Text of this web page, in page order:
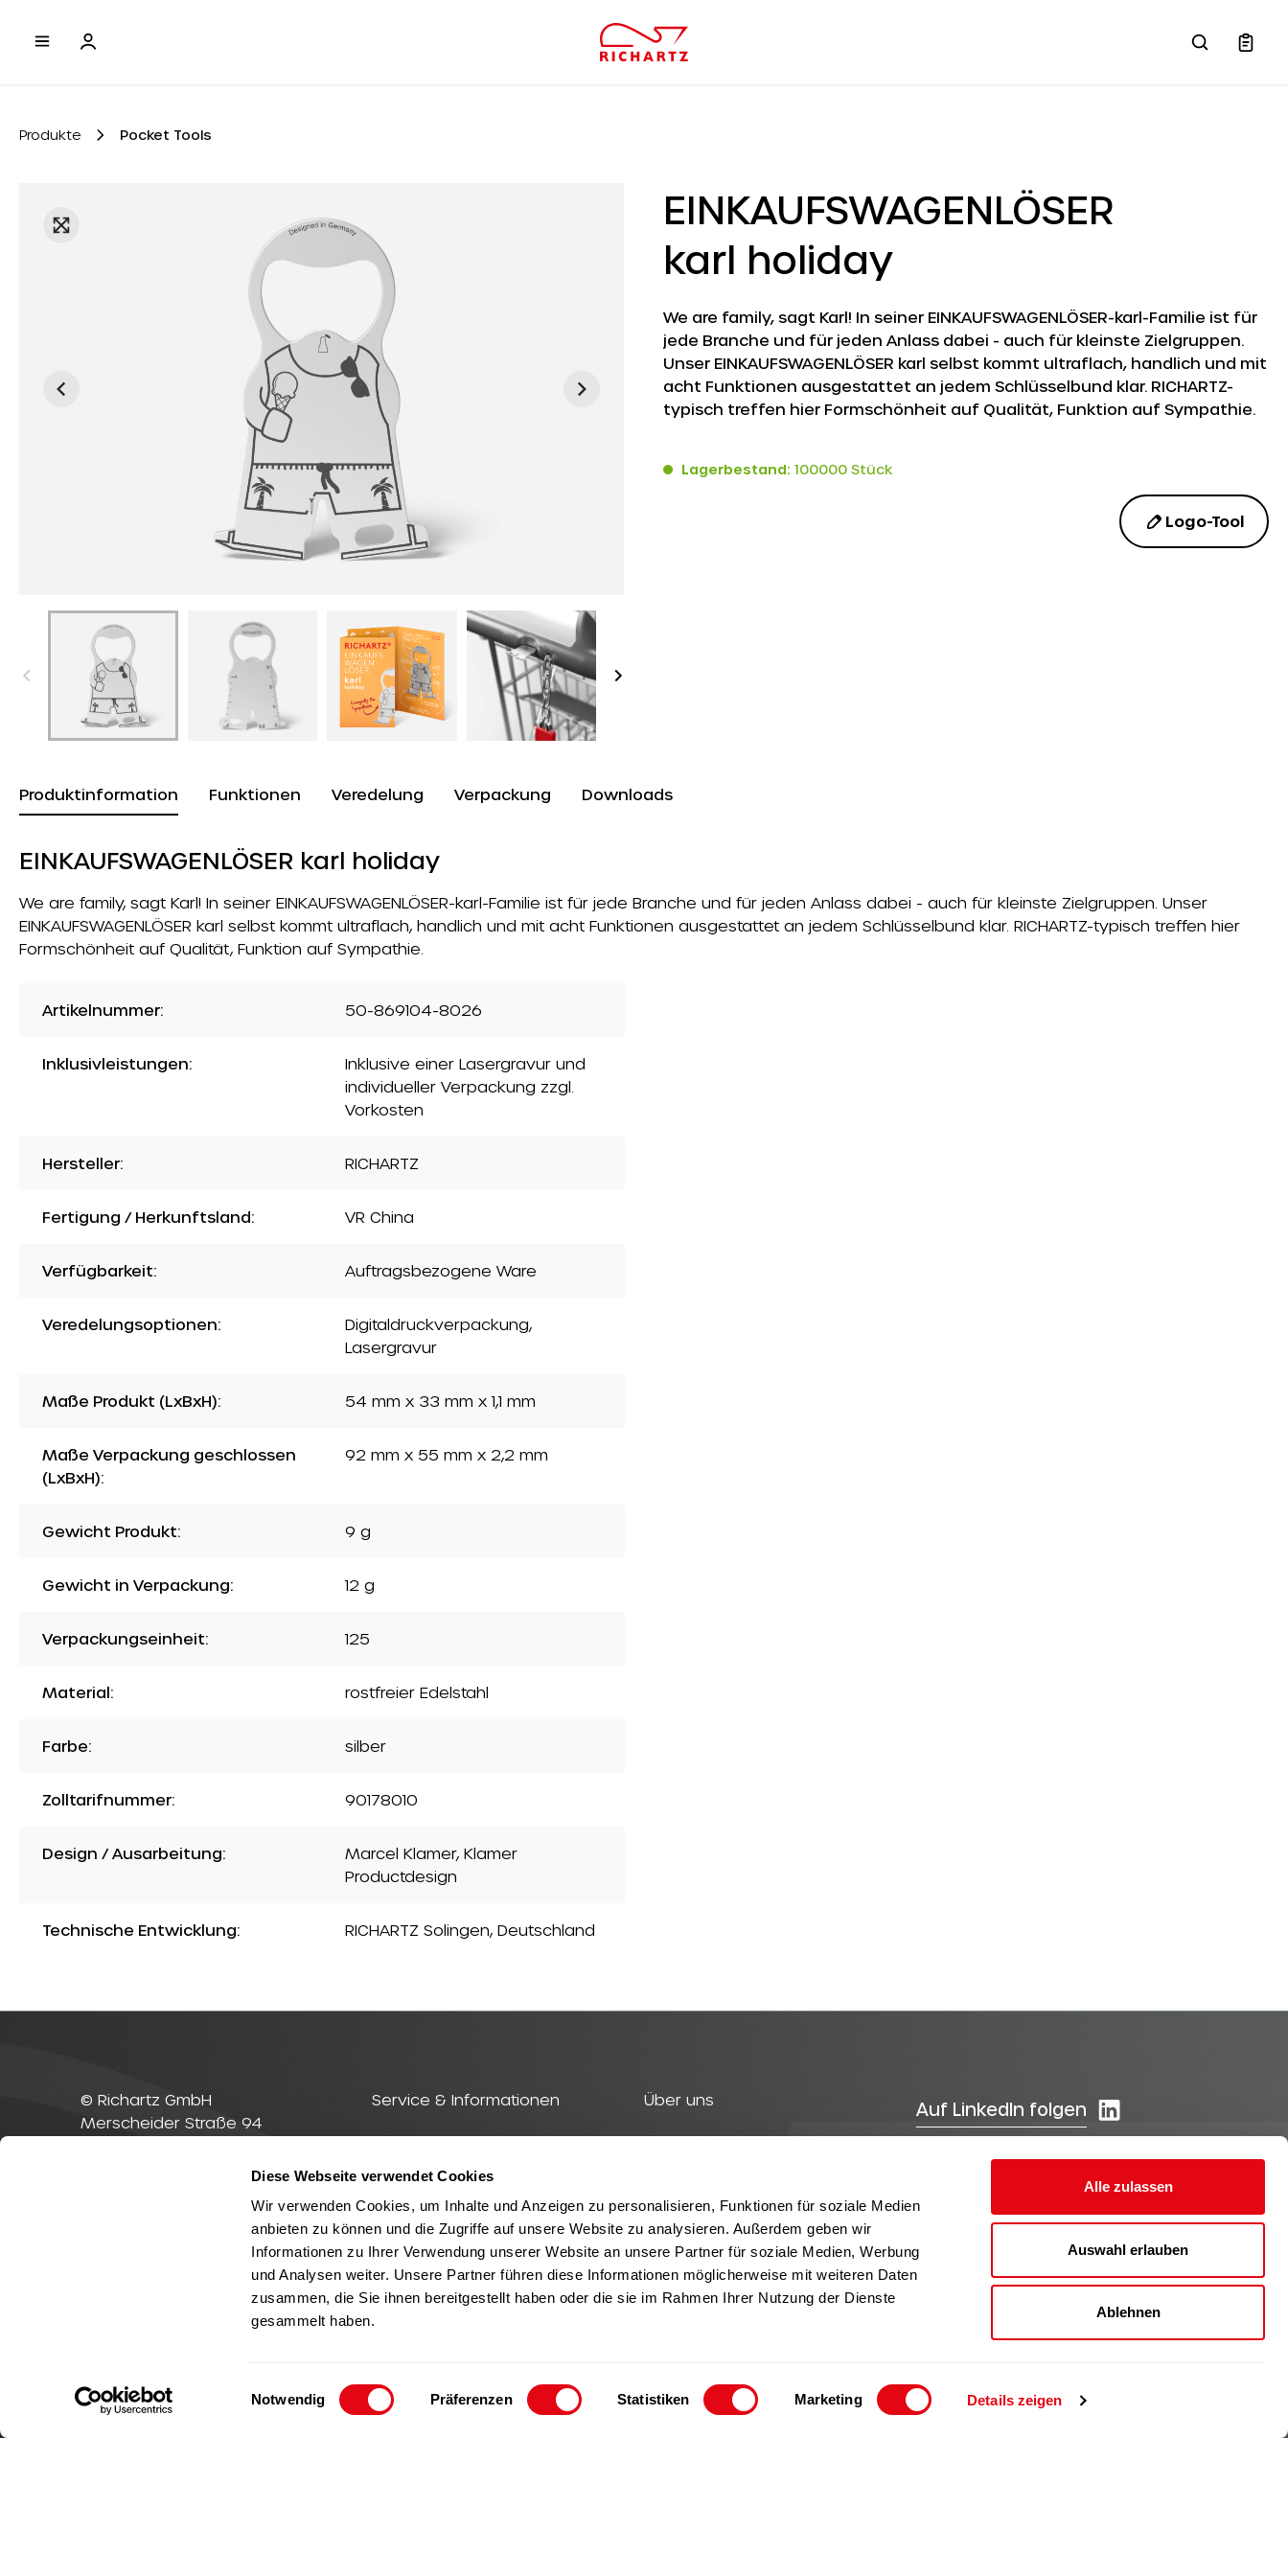
Diese Webseite verwendet Cookies
Wir verwenden Cookies, um Inhalte und Anzeigen zu personalisieren, Funktionen für soziale Medien
anbieten zu können und die Zugriffe auf unsere Website zu analysieren. Außerdem geben wir
Informationen zu Ihrer Verwendung unserer Website an unsere Partner für soziale Medien, Werbung
und Analysen weiter. Unsere Partner führen diese Informationen möglicherweise mit weiteren Daten
zusammen, die Sie ihnen bereitgestellt haben oder die sie im Rahmen Ihrer Nutzung der Dienste
gesammelt haben.
Notwendig Präferenzen Statistiken Marketing Details zeigen
Alle zulassen
Auswahl erlauben
Ablehnen
Produkte Pocket Tools
EINKAUFSWAGENLÖSER
karl holiday
We are family, sagt Karl! In seiner EINKAUFSWAGENLÖSER-karl-Familie ist für
jede Branche und für jeden Anlass dabei - auch für kleinste Zielgruppen.
Unser EINKAUFSWAGENLÖSER karl selbst kommt ultraflach, handlich und mit
acht Funktionen ausgestattet an jedem Schlüsselbund klar. RICHARTZ-
typisch treffen hier Formschönheit auf Qualität, Funktion auf Sympathie.
Lagerbestand: 100000 Stück
Logo-Tool
Produktinformation Funktionen Veredelung Verpackung Downloads
EINKAUFSWAGENLÖSER karl holiday
We are family, sagt Karl! In seiner EINKAUFSWAGENLÖSER-karl-Familie ist für jede Branche und für jeden Anlass dabei - auch für kleinste Zielgruppen. Unser
EINKAUFSWAGENLÖSER karl selbst kommt ultraflach, handlich und mit acht Funktionen ausgestattet an jedem Schlüsselbund klar. RICHARTZ-typisch treffen hier
Formschönheit auf Qualität, Funktion auf Sympathie.
Artikelnummer: 50-869104-8026
Inklusivleistungen:
Inklusive einer Lasergravur und
individueller Verpackung zzgl.
Vorkosten
Hersteller: RICHARTZ
Fertigung / Herkunftsland: VR China
Verfügbarkeit: Auftragsbezogene Ware
Veredelungsoptionen: Digitaldruckverpackung,
Lasergravur
Maße Produkt (LxBxH): 54 mm x 33 mm x 1,1 mm
Maße Verpackung geschlossen
(LxBxH):
92 mm x 55 mm x 2,2 mm
Gewicht Produkt: 9 g
Gewicht in Verpackung: 12 g
Verpackungseinheit: 125
Material: rostfreier Edelstahl
Farbe: silber
Zolltarifnummer: 90178010
Design / Ausarbeitung:
Marcel Klamer, Klamer
Productdesign
Technische Entwicklung: RICHARTZ Solingen, Deutschland
© Richartz GmbH
Merscheider Straße 94
+49(0)212-23 23 1-99
info@richartz.com
Service & Informationen
RICHARTZ Produkte
Über uns
Nachhaltigkeit
Kontakt
Auf LinkedIn folgen